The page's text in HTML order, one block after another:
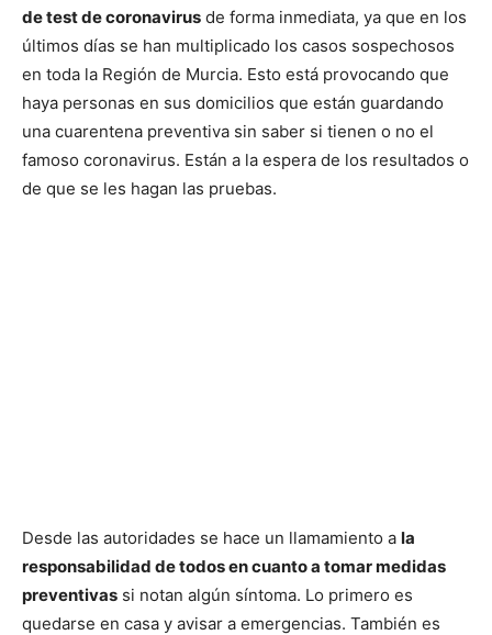
de test de coronavirus de forma inmediata, ya que en los
últimos días se han multiplicado los casos sospechosos
en toda la Región de Murcia. Esto está provocando que
haya personas en sus domicilios que están guardando
una cuarentena preventiva sin saber si tienen o no el
famoso coronavirus. Están a la espera de los resultados o
de que se les hagan las pruebas.
Desde las autoridades se hace un llamamiento a la
responsabilidad de todos en cuanto a tomar medidas
preventivas si notan algún síntoma. Lo primero es
quedarse en casa y avisar a emergencias. También es